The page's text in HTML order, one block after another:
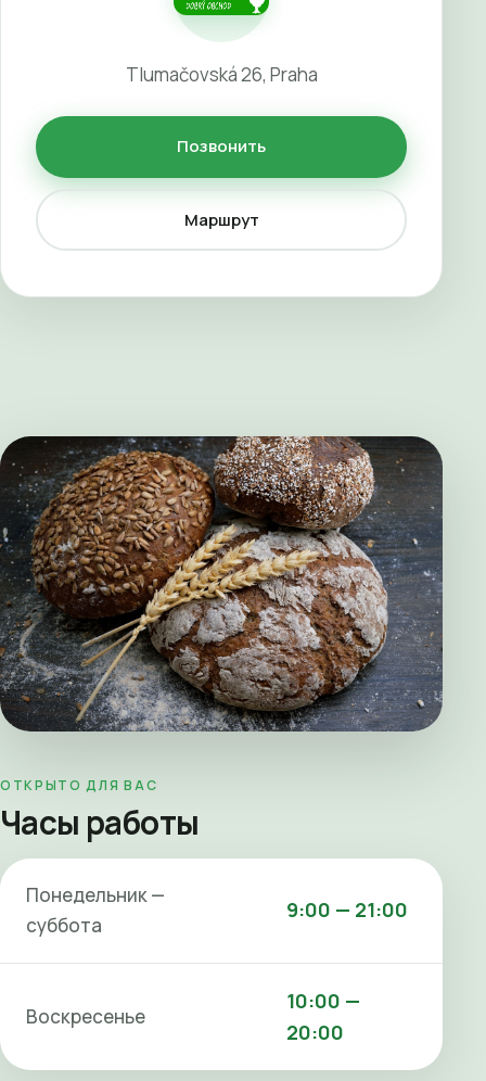
Tlumačovská 26, Praha
Позвонить
Маршрут
ОТКРЫТО ДЛЯ ВАС
Часы работы
Понедельник —
суббота
9:00 — 21:00
Воскресенье
10:00 —
20:00